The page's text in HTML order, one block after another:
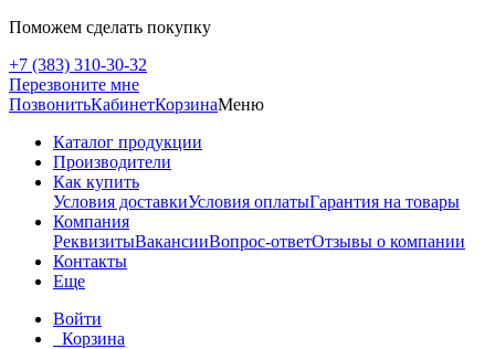
Поможем сделать покупку
+7 (383) 310-30-32
Перезвоните мне
ПозвонитьКабинетКорзинаМеню
Каталог продукции
Производители
Как купить
Условия доставкиУсловия оплатыГарантия на товары
Компания
РеквизитыВакансииВопрос-ответОтзывы о компании
Контакты
Еще
Войти
Корзина